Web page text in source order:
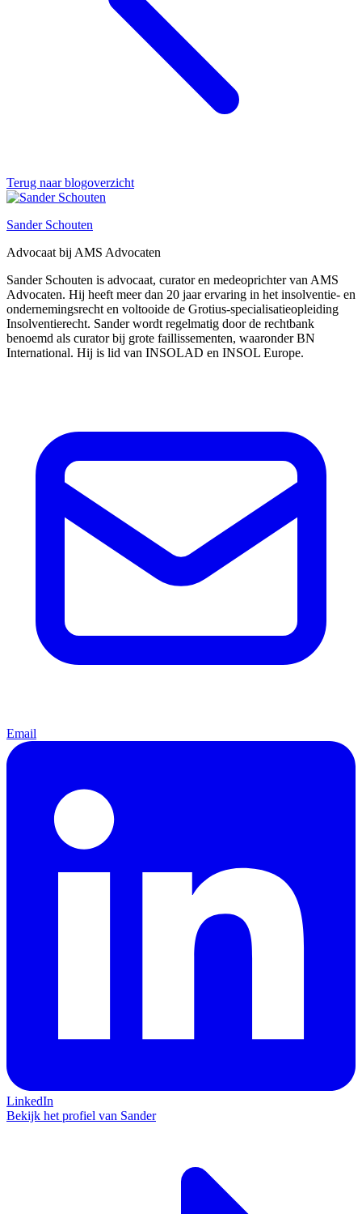
Terug naar blogoverzicht
Sander Schouten
Advocaat bij AMS Advocaten
Sander Schouten is advocaat, curator en medeoprichter van AMS
Advocaten. Hij heeft meer dan 20 jaar ervaring in het insolventie- en
ondernemingsrecht en voltooide de Grotius-specialisatieopleiding
Insolventierecht. Sander wordt regelmatig door de rechtbank
benoemd als curator bij grote faillissementen, waaronder BN
International. Hij is lid van INSOLAD en INSOL Europe.
Email
LinkedIn
Bekijk het profiel van Sander